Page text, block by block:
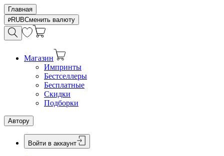
Главная
RUBСменить валюту
Магазин
Импринты
Бестселлеры
Бесплатные
Скидки
Подборки
Автору
Войти в аккаунт